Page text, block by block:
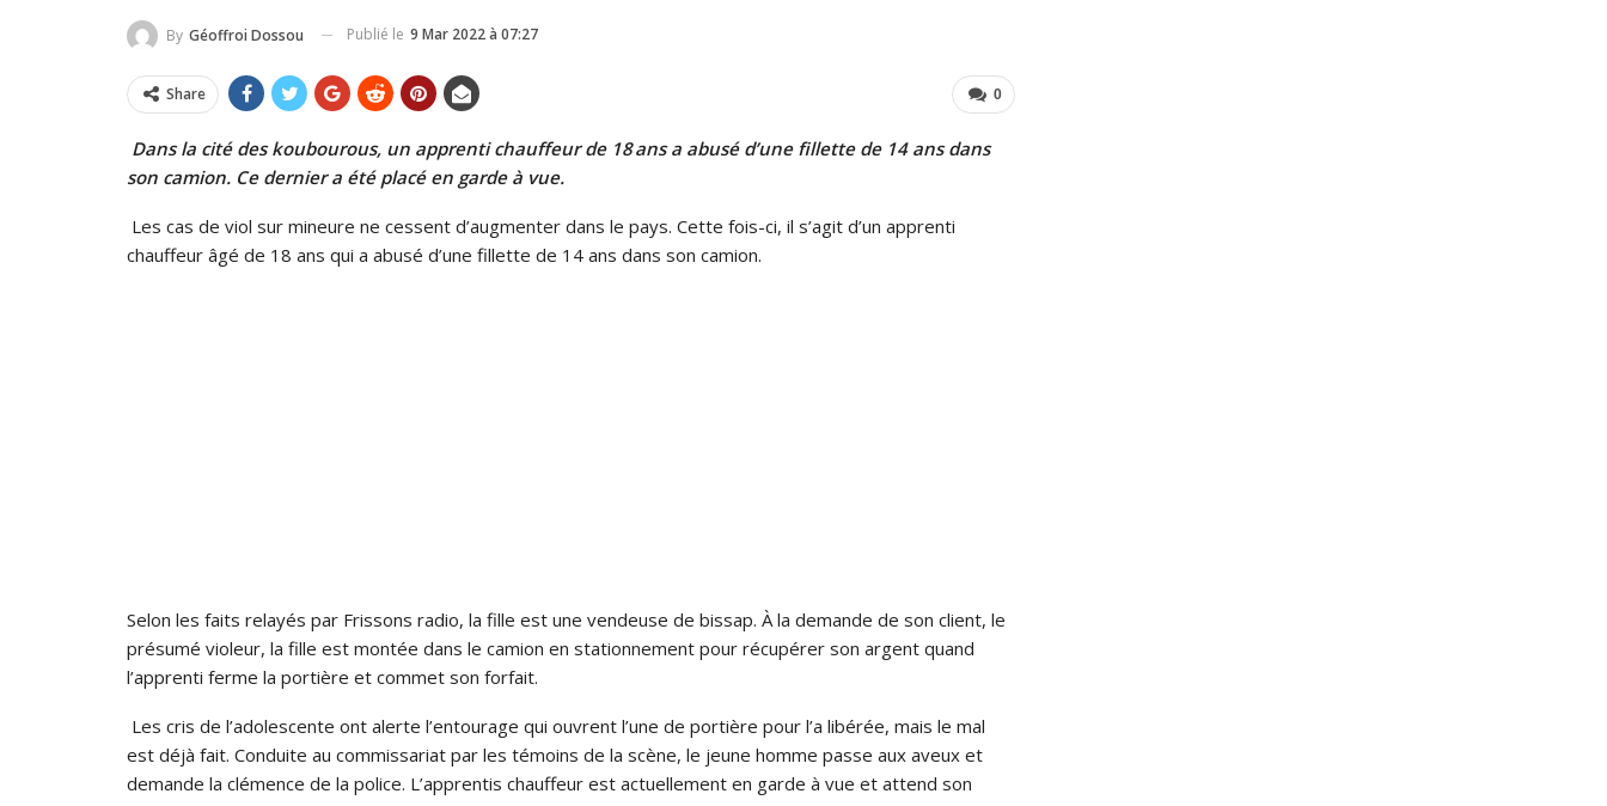
By Géoffroi Dossou Publié le 9 Mar 2022 à 07:27
0
Share
Dans la cité des koubourous, un apprenti chauffeur de 18 ans a abusé d’une fillette de 14 ans dans
son camion. Ce dernier a été placé en garde à vue.
Les cas de viol sur mineure ne cessent d’augmenter dans le pays. Cette fois-ci, il s’agit d’un apprenti
chauffeur âgé de 18 ans qui a abusé d’une fillette de 14 ans dans son camion.
Selon les faits relayés par Frissons radio, la fille est une vendeuse de bissap. À la demande de son client, le
présumé violeur, la fille est montée dans le camion en stationnement pour récupérer son argent quand
l’apprenti ferme la portière et commet son forfait.
Les cris de l’adolescente ont alerte l’entourage qui ouvrent l’une de portière pour l’a libérée, mais le mal
est déjà fait. Conduite au commissariat par les témoins de la scène, le jeune homme passe aux aveux et
demande la clémence de la police. L’apprentis chauffeur est actuellement en garde à vue et attend son